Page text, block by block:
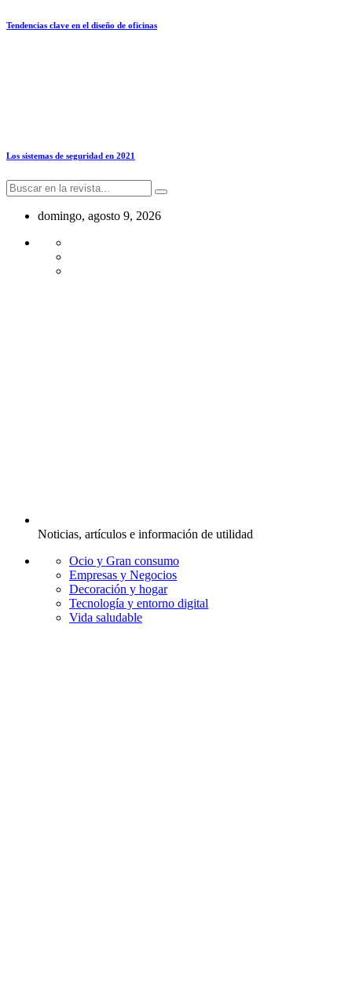
Tendencias clave en el diseño de oficinas
Los sistemas de seguridad en 2021
domingo, agosto 9, 2026
Noticias, artículos e información de utilidad
Ocio y Gran consumo
Empresas y Negocios
Decoración y hogar
Tecnología y entorno digital
Vida saludable